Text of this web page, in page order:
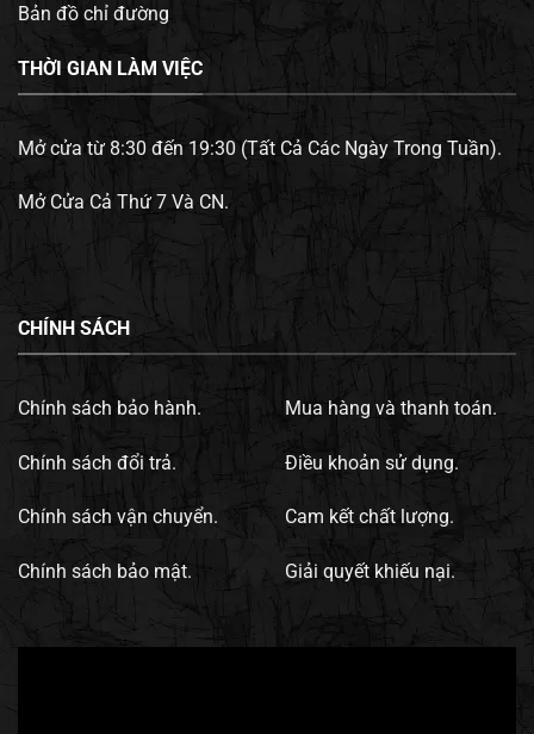
Bản đồ chỉ đường
THỜI GIAN LÀM VIỆC
Mở cửa từ 8:30 đến 19:30 (Tất Cả Các Ngày Trong Tuần).
Mở Cửa Cả Thứ 7 Và CN.
CHÍNH SÁCH
Chính sách bảo hành.
Chính sách đổi trả.
Chính sách vận chuyển.
Chính sách bảo mật.
Mua hàng và thanh toán.
Điều khoản sử dụng.
Cam kết chất lượng.
Giải quyết khiếu nại.